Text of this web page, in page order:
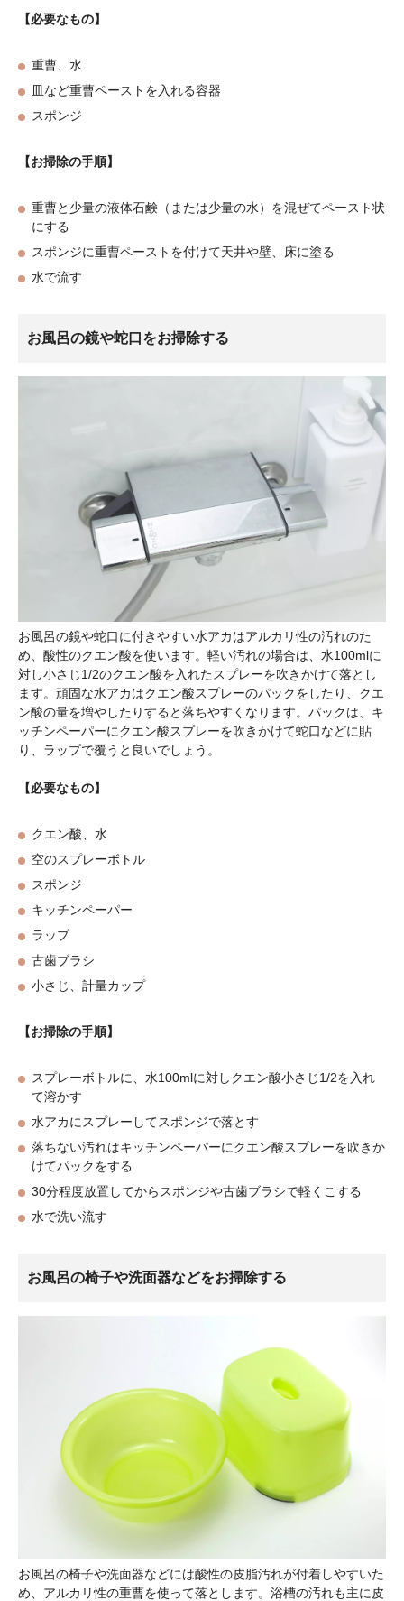
【必要なもの】
重曹、水
皿など重曹ペーストを入れる容器
スポンジ
【お掃除の手順】
重曹と少量の液体石鹸（または少量の水）を混ぜてペースト状
にする
スポンジに重曹ペーストを付けて天井や壁、床に塗る
水で流す
お風呂の鏡や蛇口をお掃除する
お風呂の鏡や蛇口に付きやすい水アカはアルカリ性の汚れのた
め、酸性のクエン酸を使います。軽い汚れの場合は、水100mlに
対し小さじ1/2のクエン酸を入れたスプレーを吹きかけて落とし
ます。頑固な水アカはクエン酸スプレーのパックをしたり、クエ
ン酸の量を増やしたりすると落ちやすくなります。パックは、キ
ッチンペーパーにクエン酸スプレーを吹きかけて蛇口などに貼
り、ラップで覆うと良いでしょう。
【必要なもの】
クエン酸、水
空のスプレーボトル
スポンジ
キッチンペーパー
ラップ
古歯ブラシ
小さじ、計量カップ
【お掃除の手順】
スプレーボトルに、水100mlに対しクエン酸小さじ1/2を入れ
て溶かす
水アカにスプレーしてスポンジで落とす
落ちない汚れはキッチンペーパーにクエン酸スプレーを吹きか
けてパックをする
30分程度放置してからスポンジや古歯ブラシで軽くこする
水で洗い流す
お風呂の椅子や洗面器などをお掃除する
お風呂の椅子や洗面器などには酸性の皮脂汚れが付着しやすいた
め、アルカリ性の重曹を使って落とします。浴槽の汚れも主に皮